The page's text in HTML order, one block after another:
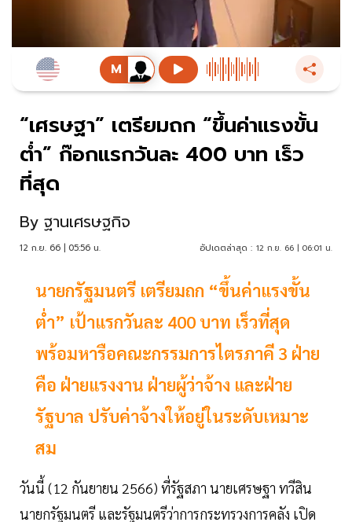
“เศรษฐา” เตรียมถก “ขึ้นค่าแรงขั้น
ต่ำ” ก๊อกแรกวันละ 400 บาท เร็ว
ที่สุด
By ฐานเศรษฐกิจ
12 ก.ย. 66 | 05:56 น. อัปเดตล่าสุด : 12 ก.ย. 66 | 06:01 น.
นายกรัฐมนตรี เตรียมถก “ขึ้นค่าแรงขั้น
ต่ำ” เป้าแรกวันละ 400 บาท เร็วที่สุด
พร้อมหารือคณะกรรมการไตรภาคี 3 ฝ่าย
คือ ฝ่ายแรงงาน ฝ่ายผู้ว่าจ้าง และฝ่าย
รัฐบาล ปรับค่าจ้างให้อยู่ในระดับเหมาะ
สม
วันนี้ (12 กันยายน 2566) ที่รัฐสภา นายเศรษฐา ทวีสิน
นายกรัฐมนตรี และรัฐมนตรีว่าการกระทรวงการคลัง เปิด